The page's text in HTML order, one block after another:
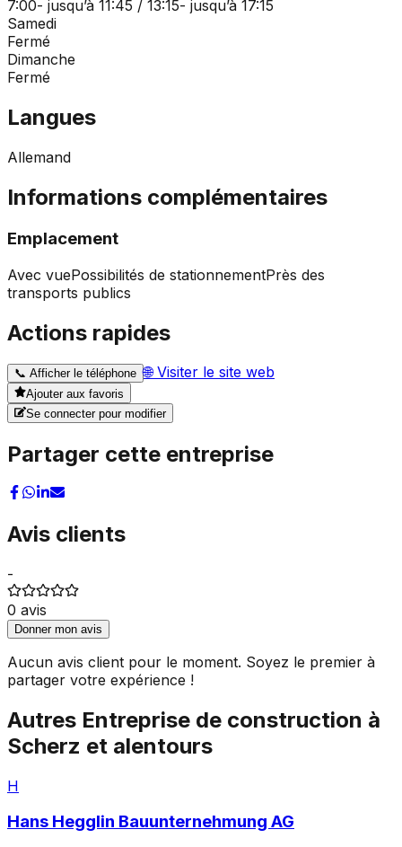
7:00- jusqu’à 11:45 / 13:15- jusqu’à 17:15
Samedi
Fermé
Dimanche
Fermé
Langues
Allemand
Informations complémentaires
Emplacement
Avec vuePossibilités de stationnementPrès des
transports publics
Actions rapides
📞 Afficher le téléphone 🌐Visiter le site web
Ajouter aux favoris
Se connecter pour modifier
Partager cette entreprise
Avis clients
-
0 avis
Donner mon avis
Aucun avis client pour le moment. Soyez le premier à
partager votre expérience !
Autres Entreprise de construction à
Scherz et alentours
H
Hans Hegglin Bauunternehmung AG